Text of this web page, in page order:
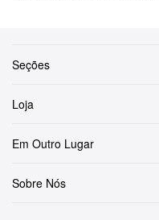
de sistemas
enfrentar de três a 15
promotoria continua
da operação.
Seções
Loja
Em Outro Lugar
Sobre Nós